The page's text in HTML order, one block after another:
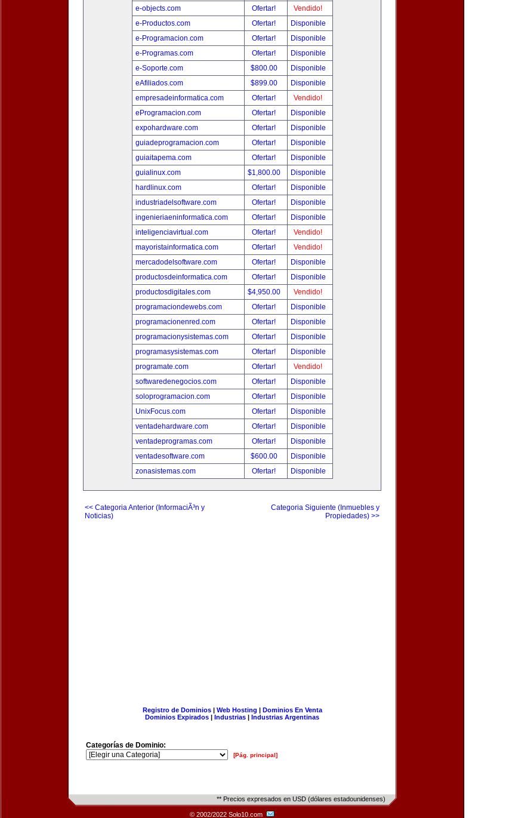
e-objects.com
Ofertar!
Vendido!
e-Productos.com
Ofertar!
Disponible
e-Programacion.com
Ofertar!
Disponible
e-Programas.com
Ofertar!
Disponible
e-Soporte.com
$800.00
Disponible
eAfiliados.com
$899.00
Disponible
empresadeinformatica.com
Ofertar!
Vendido!
eProgramacion.com
Ofertar!
Disponible
expohardware.com
Ofertar!
Disponible
guiadeprogramacion.com
Ofertar!
Disponible
guiaitapema.com
Ofertar!
Disponible
guialinux.com
$1,800.00
Disponible
hardlinux.com
Ofertar!
Disponible
industriadelsoftware.com
Ofertar!
Disponible
ingenieriaeninformatica.com
Ofertar!
Disponible
inteligenciavirtual.com
Ofertar!
Vendido!
mayoristainformatica.com
Ofertar!
Vendido!
mercadodelsoftware.com
Ofertar!
Disponible
productosdeinformatica.com
Ofertar!
Disponible
productosdigitales.com
$4,950.00
Vendido!
programaciondewebs.com
Ofertar!
Disponible
programacionenred.com
Ofertar!
Disponible
programacionysistemas.com
Ofertar!
Disponible
programasysistemas.com
Ofertar!
Disponible
programate.com
Ofertar!
Vendido!
softwaredenegocios.com
Ofertar!
Disponible
soloprogramacion.com
Ofertar!
Disponible
UnixFocus.com
Ofertar!
Disponible
ventadehardware.com
Ofertar!
Disponible
ventadeprogramas.com
Ofertar!
Disponible
ventadesoftware.com
$600.00
Disponible
zonasistemas.com
Ofertar! Disponible
<< Categoria Anterior (InformaciÃ³n y
Noticias)
Categoria Siguiente (Inmuebles y
Propiedades) >>
Registro de Dominios| Web Hosting | Dominios En Venta
Dominios Expirados | Industrias | Industrias Argentinas
Categorías de Dominio:
[Pág. principal]
** Precios expresados en USD (dólares estadounidenses)
© 2002/2022 Solo10.com